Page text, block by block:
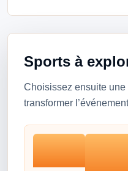
Sports à
Choisissez ensuite
transformer